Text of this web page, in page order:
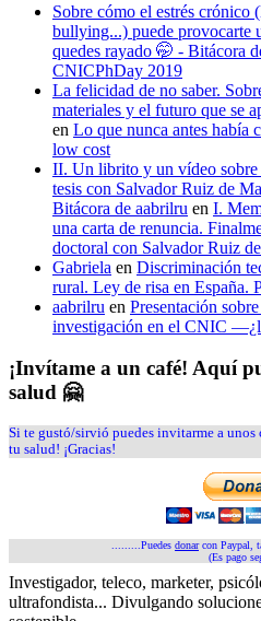
Sobre cómo el estrés
bullying...) puede provocarte
quedes rayado 🤭 - Bitácora
CNICPhDay 2019
La felicidad de no saber.
materiales y el futuro que se
en Lo que nunca antes había
low cost
II. Un librito y un vídeo sobre
tesis con Salvador Ruiz de
Bitácora de aabrilru en I.
una carta de renuncia.
doctoral con Salvador Ruiz
Gabriela en Discriminación
rural. Ley de risa en España.
aabrilru en Presentación
investigación en el CNIC
¡Invítame a un café! Aquí
salud 🤗
Si te gustó/sirvió puedes invitarme a unos
tu salud! ¡Gracias!
.........Puedes donarcon Paypal,
(Es pago
Investigador, teleco, marketer,
ultrafondista... Divulgando